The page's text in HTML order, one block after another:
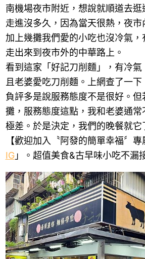
南機場夜市附近，想說就順道去
走進沒多久，因為當天很熱，夜市
加上幾攤我們愛的小吃也沒冷氣
走出來到夜市外的中華路上 。
看到這家「 好記刀削麵」
，有冷
且老婆愛吃刀削麵。上網查了一下
負評多是說服務態度不是很好。但
攤 ，服務態度這點，我和老婆通
極差 。於是決定 ， 我們的晚餐就它
【歡迎加入〝阿發的簡單幸福〞專
IG」。超值美食&古早味小吃不漏